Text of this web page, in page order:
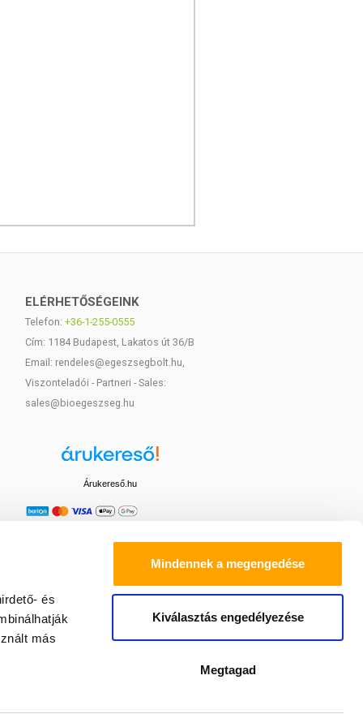
és
más
Mindennek a megengedése
Kiválasztás engedélyezése
Megtagad
ELÉRHETŐSÉGEINK
Telefon: +36-1-255-0555
Cím: 1184 Budapest, Lakatos út 36/B
Email: rendeles@egeszsegbolt.hu,
Viszonteladói - Partneri - Sales:
sales@bioegeszseg.hu
Árukereső.hu